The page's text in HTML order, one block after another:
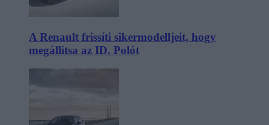
A Renault frissíti sikermodelljeit, hogy
megállítsa az ID. Polót